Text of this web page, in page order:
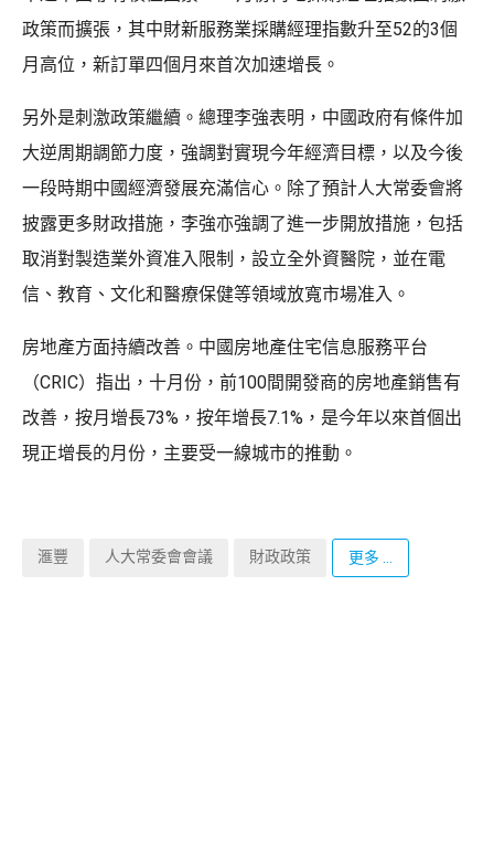
政策而擴張，其中財新服務業採購經理指數升至52的3個
月高位，新訂單四個月來首次加速增長。
另外是刺激政策繼續。總理李強表明，中國政府有條件加
大逆周期調節力度，強調對實現今年經濟目標，以及今後
一段時期中國經濟發展充滿信心。除了預計人大常委會將
披露更多財政措施，李強亦強調了進一步開放措施，包括
取消對製造業外資准入限制，設立全外資醫院，並在電
信、教育、文化和醫療保健等領域放寬市場准入。
房地產方面持續改善。中國房地產住宅信息服務平台
（CRIC）指出，十月份，前100間開發商的房地產銷售有
改善，按月增長73%，按年增長7.1%，是今年以來首個出
現正增長的月份，主要受一線城市的推動。
滙豐 人大常委會會議 財政政策 更多 ...